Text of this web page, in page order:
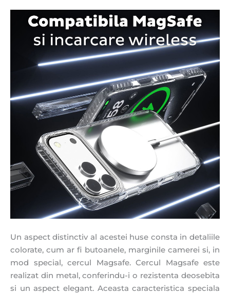
Un aspect distinctiv al acestei huse consta in detaliile
colorate, cum ar fi butoanele, marginile camerei si, in
mod special, cercul Magsafe. Cercul Magsafe este
realizat din metal, conferindu-i o rezistenta deosebita
si un aspect elegant. Aceasta caracteristica speciala